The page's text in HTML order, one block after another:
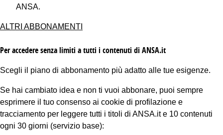
ANSA.
ALTRI ABBONAMENTI
Per accedere senza limiti a tutti i contenuti di ANSA.it
Scegli il piano di abbonamento più adatto alle tue esigenze.
Se hai cambiato idea e non ti vuoi abbonare, puoi sempre
esprimere il tuo consenso ai cookie di profilazione e
tracciamento per leggere tutti i titoli di ANSA.it e 10 contenuti
ogni 30 giorni (servizio base):